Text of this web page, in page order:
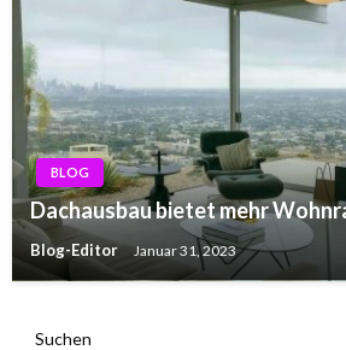
BLOG
Dachausbau bietet mehr
Blog-Editor Januar 31, 2023
Suchen